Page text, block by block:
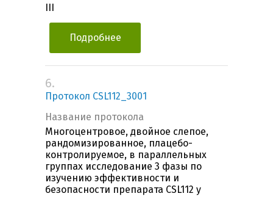
Подробнее
6.
Протокол CSL112_3001
Название протокола
Многоцентровое, двойное слепое,
рандомизированное, плацебо-
контролируемое, в параллельных
группах исследование 3 фазы по
изучению эффективности и
безопасности препарата CSL112 у